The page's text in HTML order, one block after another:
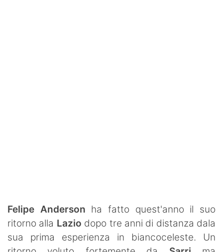
Felipe Anderson ha fatto quest'anno il suo
ritorno alla Lazio dopo tre anni di distanza dala
sua prima esperienza in biancoceleste. Un